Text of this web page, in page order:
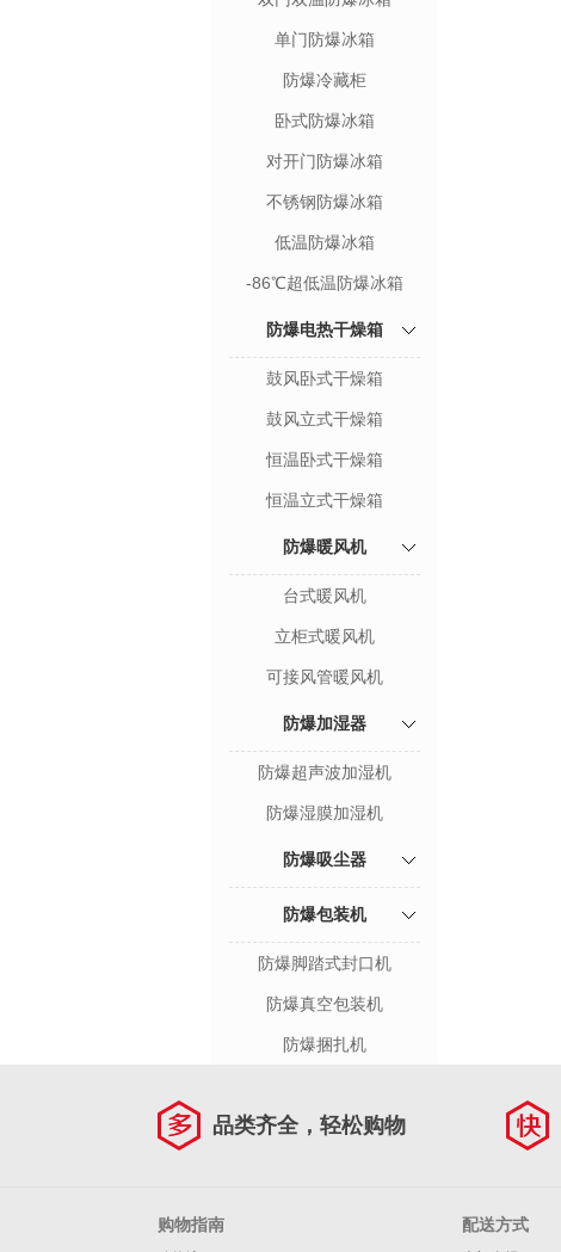
单门防爆冰箱
防爆冷藏柜
卧式防爆冰箱
对开门防爆冰箱
不锈钢防爆冰箱
低温防爆冰箱
-86℃超低温防爆冰箱
防爆电热干燥箱
鼓风卧式干燥箱
鼓风立式干燥箱
恒温卧式干燥箱
恒温立式干燥箱
防爆暖风机
台式暖风机
立柜式暖风机
可接风管暖风机
防爆加湿器
防爆超声波加湿机
防爆湿膜加湿机
防爆吸尘器
防爆包装机
防爆脚踏式封口机
防爆真空包装机
防爆捆扎机
品类齐全，轻松购物
购物指南 配送方式